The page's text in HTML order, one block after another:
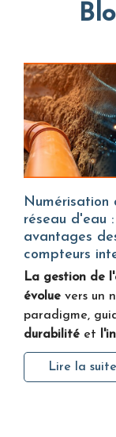
Numérisation du
réseau d'eau
avantages
compteurs
La gestion de
évolue vers un
paradigme,
durabilité et
Lire la suite